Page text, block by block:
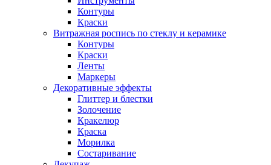
Контуры
Краски
Витражная роспись по стеклу и керамике
Контуры
Краски
Ленты
Маркеры
Декоративные эффекты
Глиттер и блестки
Золочение
Кракелюр
Краска
Морилка
Состаривание